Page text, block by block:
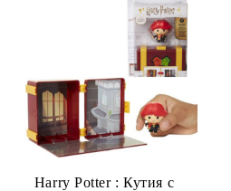
Harry Potter : Кутия с